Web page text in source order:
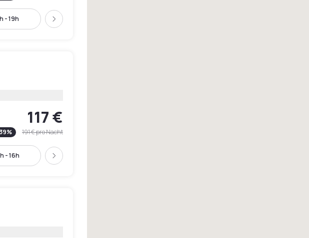
- 19h Weiter
117 €
39% 191 €pro Nacht
- 16h Weiter